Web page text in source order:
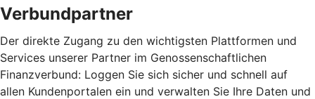
Verbundpartner
Der direkte Zugang zu den wichtigsten Plattformen und
Services unserer Partner im Genossenschaftlichen
Finanzverbund: Loggen Sie sich sicher und schnell auf
allen Kundenportalen ein und verwalten Sie Ihre Daten und